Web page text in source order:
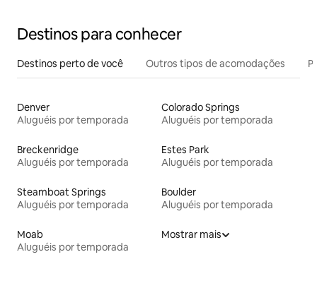
Destinos para conhecer
Destinos perto de você Outros tipos de acomodações
Denver
Aluguéis por temporada
Colorado Springs
Aluguéis por temporada
Breckenridge
Aluguéis por temporada
Estes Park
Aluguéis por temporada
Steamboat Springs
Aluguéis por temporada
Boulder
Aluguéis por temporada
Moab
Aluguéis por temporada
Mostrar mais